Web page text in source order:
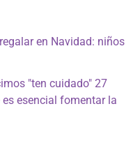
en Navidad: niños
"ten cuidado" 27
esencial fomentar la